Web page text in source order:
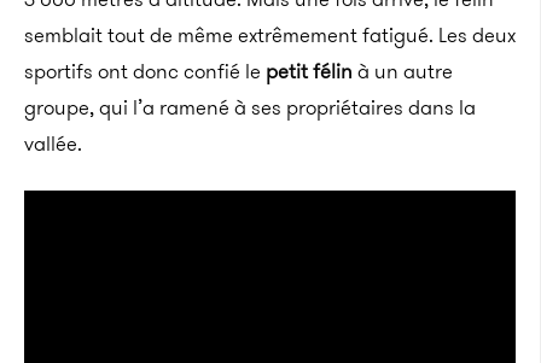
semblait tout de même extrêmement fatigué. Les deux
sportifs ont donc confié le petit félin à un autre
groupe, qui l’a ramené à ses propriétaires dans la
vallée.